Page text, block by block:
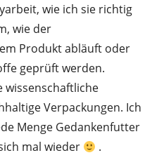
wie ich sie richtig
wie der
Produkt abläuft oder
geprüft werden.
Verpackungen. Ich
Menge Gedankenfutter
mal wieder
.